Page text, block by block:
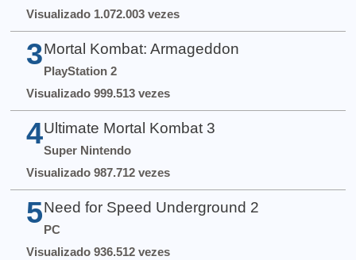
Visualizado 1.072.003 vezes
3 Mortal Kombat: Armageddon
PlayStation 2
Visualizado 999.513 vezes
4 Ultimate Mortal Kombat 3
Super Nintendo
Visualizado 987.712 vezes
5 Need for Speed Underground 2
PC
Visualizado 936.512 vezes